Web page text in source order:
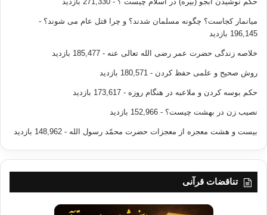
میانمار کجاست؟ چگونه مسلمان شدند؟ و چرا قتل عام می شوند؟ -
196,145 بازدید
خلاصه زندگی حضرت عمر رضی الله تعالی عنه - 185,477 بازدید
روش صحیح و علمی حفظ کردن - 180,571 بازدید
حکم بوسه کردن و ملاعبه در هنگام روزه - 173,617 بازدید
نصیب زن در بهشت چیست؟ - 152,966 بازدید
بیست و هشت معجزه از معجزات حضرت محمّد رسول الله - 148,962 بازدید
تناقضات قرآنی